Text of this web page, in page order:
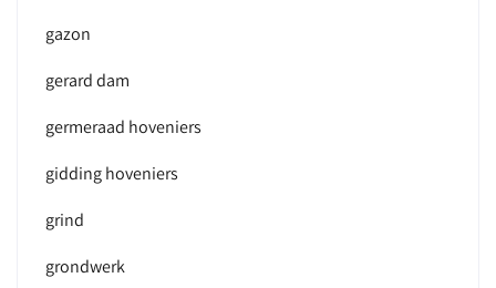
gazon
gerard dam
germeraad hoveniers
gidding hoveniers
grind
grondwerk